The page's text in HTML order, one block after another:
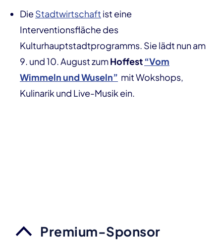
Die Stadtwirtschaft ist eine
Interventionsfläche des
Kulturhauptstadtprogramms. Sie lädt nun am
9. und 10. August zumHoffest“Vom
Wimmeln und Wuseln” mit Wokshops,
Kulinarik und Live-Musik ein.
Premium-Sponsor